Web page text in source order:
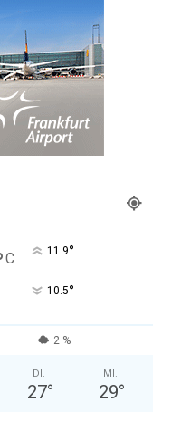
C 11.9°
10.5°
2 %
DI.
27°
MI.
29°